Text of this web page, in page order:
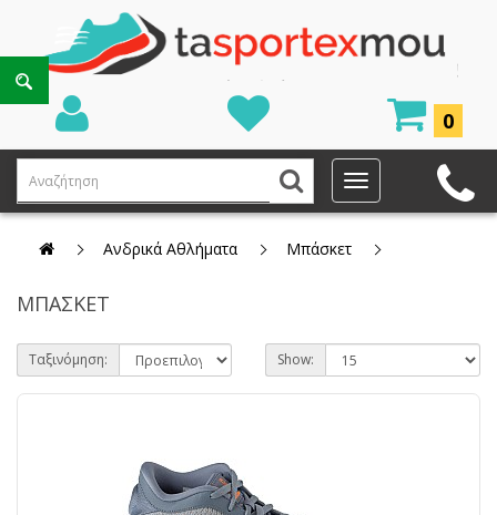
0
Ανδρικά Αθλήματα Μπάσκετ
ΜΠΆΣΚΕΤ
Ταξινόμηση: Show: